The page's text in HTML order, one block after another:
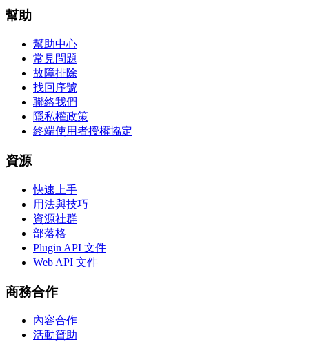
幫助
幫助中心
常見問題
故障排除
找回序號
聯絡我們
隱私權政策
終端使用者授權協定
資源
快速上手
用法與技巧
資源社群
部落格
Plugin API 文件
Web API 文件
商務合作
內容合作
活動贊助